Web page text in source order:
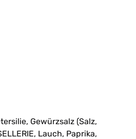
Gewürzsalz (Salz,
Lauch, Paprika,